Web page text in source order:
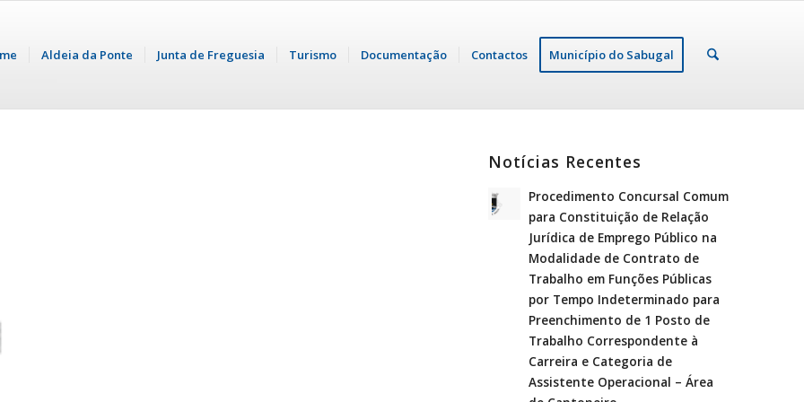
Aldeia da Ponte Junta de Freguesia Turismo Documentação Contactos Município do Sabugal
Notícias Recentes
Procedimento Concursal Comum
para Constituição de Relação
Jurídica de Emprego Público na
Modalidade de Contrato de
Trabalho em Funções Públicas
por Tempo Indeterminado para
Preenchimento de 1 Posto de
Trabalho Correspondente à
Carreira e Categoria de
Assistente Operacional – Área